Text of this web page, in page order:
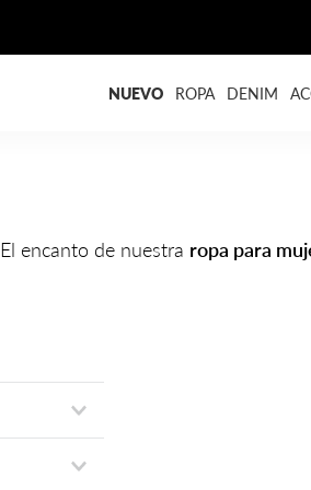
NUEVO ROPA DENIM
El encanto de nuestra ropa para